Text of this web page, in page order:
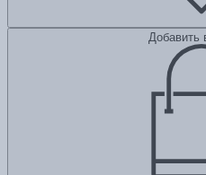
Добавить